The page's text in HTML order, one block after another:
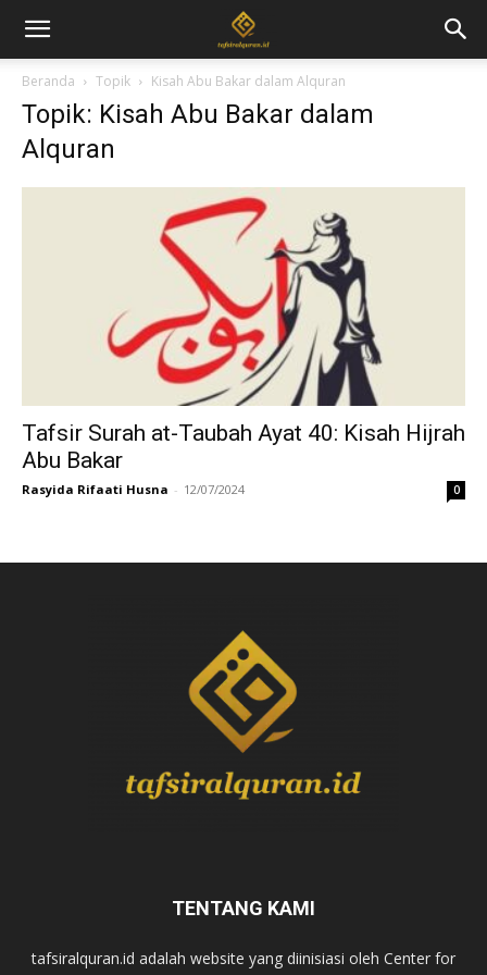
Beranda Topik Kisah Abu Bakar dalam Alquran
Topik: Kisah Abu Bakar dalam
Alquran
Tafsir Surah at-Taubah Ayat 40: Kisah Hijrah
Abu Bakar
Rasyida Rifaati Husna - 12/07/2024 0
TENTANG KAMI
tafsiralquran.id adalah website yang diinisiasi oleh Center for